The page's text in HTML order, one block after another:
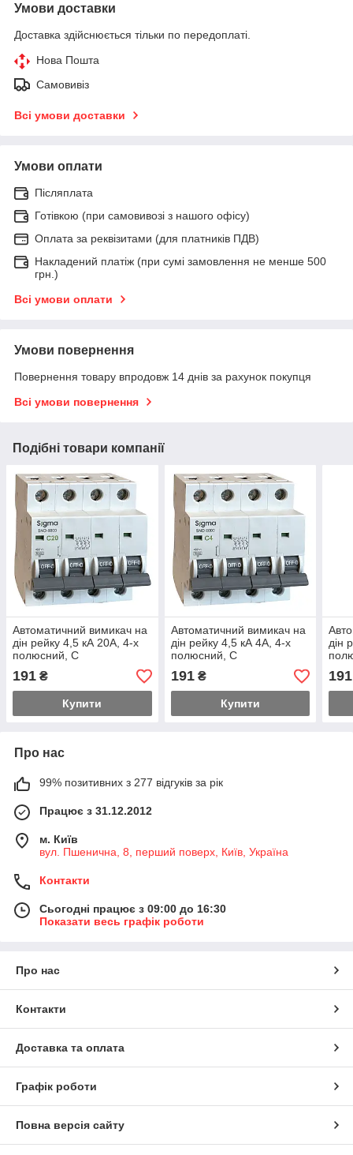
Умови доставки
Доставка здійснюється тільки по передоплаті.
Нова Пошта
Самовивіз
Всі умови доставки
Умови оплати
Післяплата
Готівкою (при самовивозі з нашого офісу)
Оплата за реквізитами (для платників ПДВ)
Накладений платіж (при сумі замовлення не менше 500
грн.)
Всі умови оплати
Умови повернення
Повернення товару впродовж 14 днів за рахунок покупця
Всі умови повернення
Подібні товари компанії
Автоматичний вимикач на
дін рейку 4,5 кА 20А, 4-х
полюсний, C
191 ₴
Купити
Автоматичний вимикач на
дін рейку 4,5 кА 4А, 4-х
полюсний, C
191₴
Купити
дін
191
Про нас
99% позитивних з 277 відгуків за рік
Працює з 31.12.2012
м. Київ
вул. Пшенична, 8, перший поверх, Київ, Україна
Контакти
Сьогодні працює з 09:00 до 16:30
Показати весь графік роботи
Про нас
Контакти
Доставка та оплата
Графік роботи
Повна версія сайту